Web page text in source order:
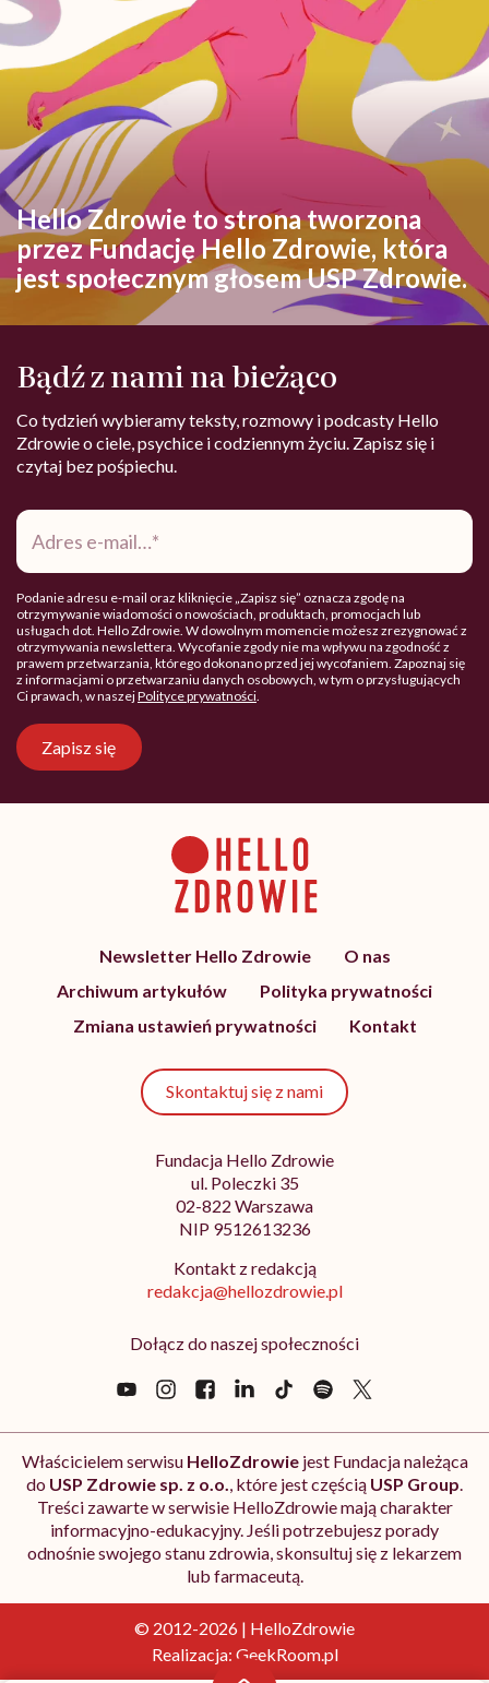
Hello Zdrowie to strona tworzona
przez Fundację Hello Zdrowie, która
jest społecznym głosem USP Zdrowie.
Bądź z nami na bieżąco
Co tydzień wybieramy teksty, rozmowy i podcasty Hello
Zdrowie o ciele, psychice i codziennym życiu. Zapisz się i
czytaj bez pośpiechu.
Adres
mail*
Podanie adresu e-mail oraz kliknięcie „Zapisz się” oznacza zgodę na
otrzymywanie wiadomości o nowościach, produktach, promocjach lub
usługach dot. Hello Zdrowie. W dowolnym momencie możesz zrezygnować z
otrzymywania newslettera. Wycofanie zgody nie ma wpływu na zgodność z
prawem przetwarzania, którego dokonano przed jej wycofaniem. Zapoznaj się
z informacjami o przetwarzaniu danych osobowych, w tym o przysługujących
Ci prawach, w naszejPolityce prywatności.
Zapisz się
Newsletter Hello Zdrowie
O nas
Archiwum artykułów
Polityka prywatności
Zmiana ustawień prywatności
Kontakt
Skontaktuj się z nami
Fundacja Hello Zdrowie
ul. Poleczki 35
02-822 Warszawa
NIP 9512613236
Kontakt z redakcją
redakcja@hellozdrowie.pl
Dołącz do naszej społeczności
Właścicielem serwisu HelloZdrowiejest Fundacja należąca
do USP Zdrowie sp. z o.o., które jest częścią USP Group.
Treści zawarte w serwisie HelloZdrowie mają charakter
informacyjno-edukacyjny. Jeśli potrzebujesz porady
odnośnie swojego stanu zdrowia, skonsultuj się z lekarzem
lub farmaceutą.
© 2012-2026 | HelloZdrowie
Realizacja: GeekRoom.pl